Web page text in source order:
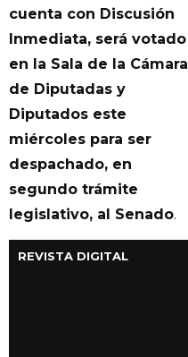
cuenta con Discusión
Inmediata, será votado
en la Sala de la Cámara
de Diputadas y
Diputados este
miércoles para ser
despachado, en
segundo trámite
legislativo, al Senado.
REVISTA DIGITAL